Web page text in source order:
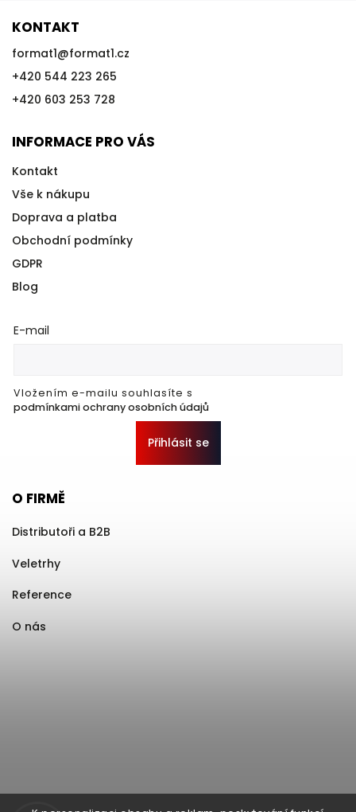
KONTAKT
format1@format1.cz
+420 544 223 265
+420 603 253 728
INFORMACE PRO VÁS
Kontakt
Vše k nákupu
Doprava a platba
Obchodní podmínky
GDPR
Blog
E-mail
Vložením e-mailu souhlasíte s
podmínkami ochrany osobních údajů
Přihlásit se
O FIRMĚ
Distributoři a B2B
Veletrhy
Reference
O nás